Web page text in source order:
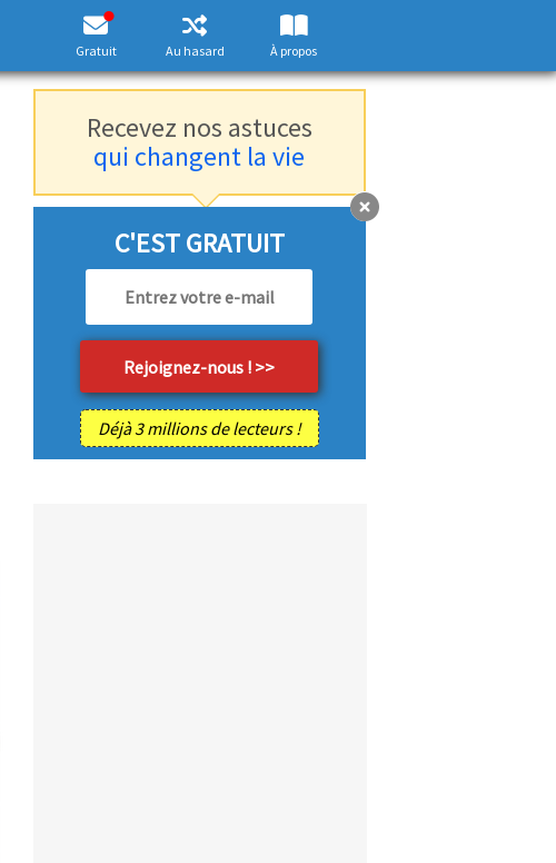
Gratuit Au hasard À propos
Recevez nos astuces
qui changent la vie
C'EST GRATUIT
Déjà 3 millions de lecteurs !